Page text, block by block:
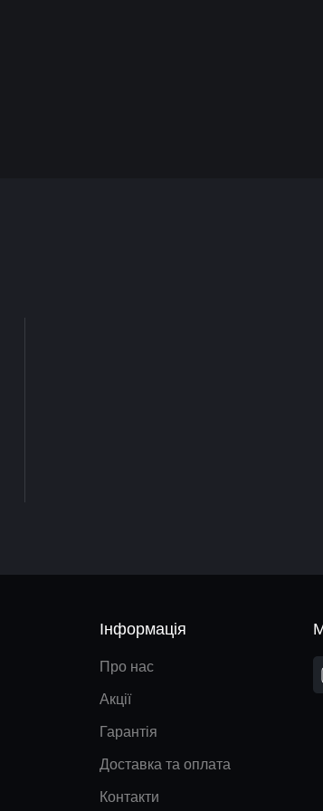
Інформація
Про нас
Акції
Гарантія
Доставка та оплата
Контакти